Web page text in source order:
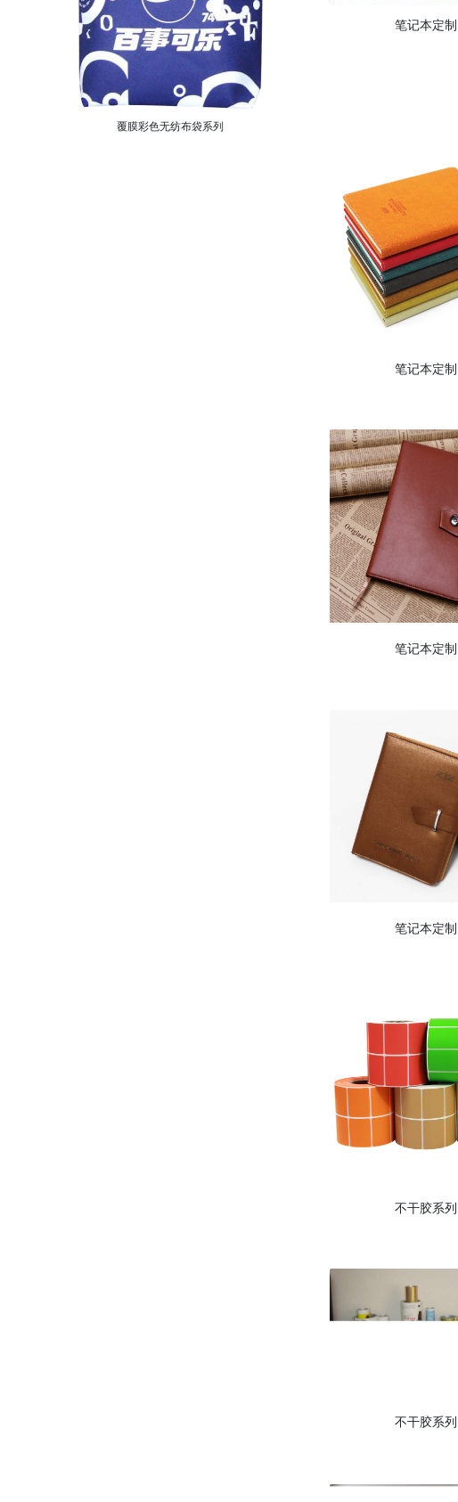
覆膜彩色无纺布袋系列
笔记本定制
笔记本定制
笔记本定制
笔记本定制
不干胶系列
不干胶系列